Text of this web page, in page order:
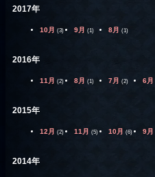
2017年
10月 (3) 9月 (1) 8月 (1)
2016年
11月 (2) 8月 (1) 7月 (2) 6月
2015年
12月 (2) 11月 (5) 10月 (6) 9月
2014年